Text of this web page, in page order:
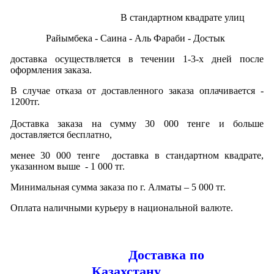
В стандартном квадрате улиц
Райымбека - Саина - Аль Фараби - Достык
доставка осуществляется в течении 1-3-х дней после
оформления заказа.
В случае отказа от доставленного заказа оплачивается -
1200тг.
Доставка заказа на сумму 30 000 тенге и больше
доставляется бесплатно,
менее 30 000 тенге доставка в стандартном квадрате,
указанном выше - 1 000 тг.
Минимальная сумма заказа по г. Алматы – 5 000 тг.
Оплата наличными курьеру в национальной валюте.
Доставка по